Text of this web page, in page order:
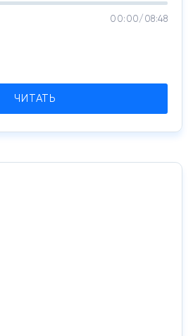
00:00/ 08:48
ЧИТАТЬ